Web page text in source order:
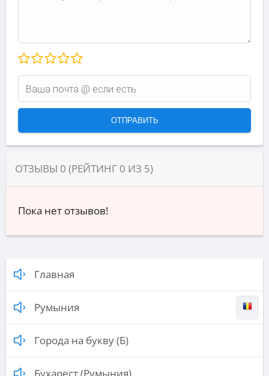
ОТЗЫВЫ 0 (РЕЙТИНГ 0 ИЗ 5)
Пока нет отзывов!
Главная
Румыния
Города на букву (Б)